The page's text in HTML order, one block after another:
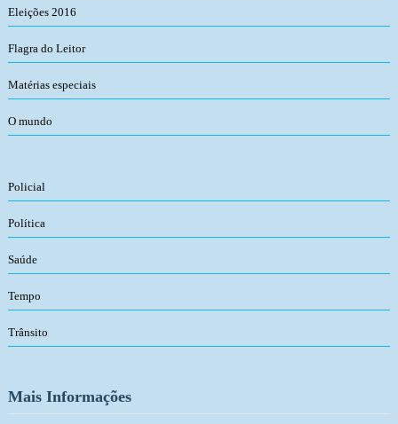
Eleições 2016
Flagra do Leitor
Matérias especiais
O mundo
Policial
Política
Saúde
Tempo
Trânsito
Mais Informações